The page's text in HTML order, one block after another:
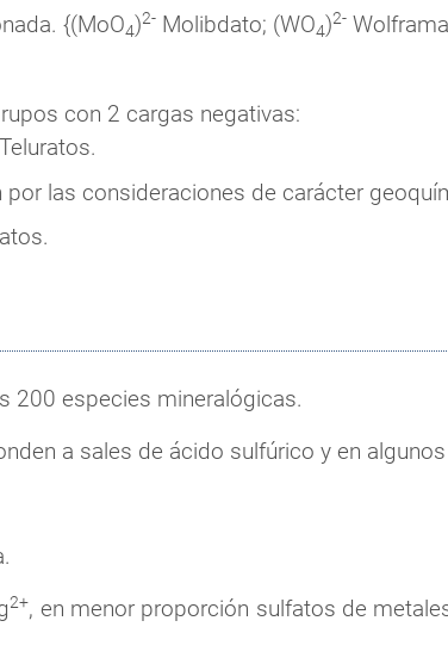
{(MoO4)2-Molibdato; (WO4)2-
con 2 cargas negativas:
por las consideraciones de carácter
200 especies mineralógicas.
a sales de ácido sulfúrico y en
2+, en menor proporción sulfatos de